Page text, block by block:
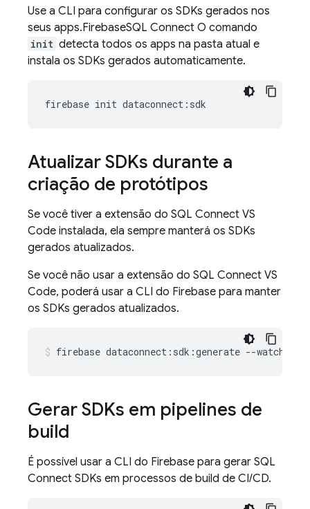
Use a CLI para configurar os SDKs gerados nos
seus apps.FirebaseSQL Connect O comando
init detecta todos os apps na pasta atual e
instala os SDKs gerados automaticamente.
firebase init dataconnect : sdk
Atualizar SDKs durante a
criação de protótipos
Se você tiver a extensão do SQL Connect VS
Code instalada, ela sempre manterá os SDKs
gerados atualizados.
Se você não usar a extensão do SQL Connect VS
Code, poderá usar a CLI do Firebase para manter
os SDKs gerados atualizados.
firebase dataconnect:sdk:generate --watch
Gerar SDKs em pipelines de
build
É possível usar a CLI do Firebase para gerar SQL
Connect SDKs em processos de build de CI/CD.